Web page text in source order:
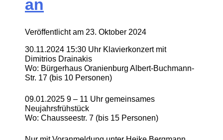
an
Veröffentlicht am 23. Oktober 2024
30.11.2024 15:30 Uhr Klavierkonzert mit
Dimitrios Drainakis
Wo: Bürgerhaus Oranienburg Albert-Buchmann-
Str. 17 (bis 10 Personen)
09.01.2025 9 – 11 Uhr gemeinsames
Neujahrsfrühstück
Wo: Chausseestr. 7 (bis 15 Personen)